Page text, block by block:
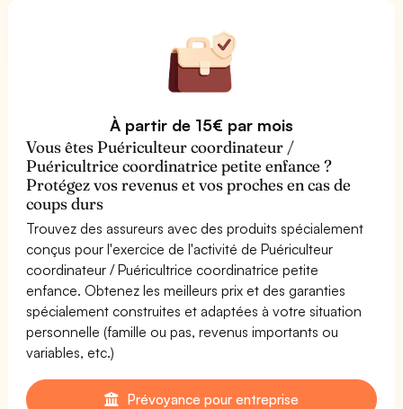
À partir de 15€ par mois
Vous êtes Puériculteur coordinateur /
Puéricultrice coordinatrice petite enfance ?
Protégez vos revenus et vos proches en cas de
coups durs
Trouvez des assureurs avec des produits spécialement
conçus pour l'exercice de l'activité de Puériculteur
coordinateur / Puéricultrice coordinatrice petite
enfance. Obtenez les meilleurs prix et des garanties
spécialement construites et adaptées à votre situation
personnelle (famille ou pas, revenus importants ou
variables, etc.)
Prévoyance pour entreprise